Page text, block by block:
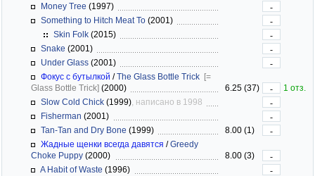
Money Tree (1997)
-
Something to Hitch Meat To (2001)
-
Skin Folk (2015)
-
Snake (2001)
-
Under Glass (2001)
-
Фокус с бутылкой /The Glass Bottle Trick [=
Glass Bottle Trick] (2000) 6.25 (37) -
1 отз.
Slow Cold Chick (1999) , написано в 1998
-
Fisherman (2001)
-
Tan-Tan and Dry Bone (1999) 8.00 (1)
-
Жадные щенки всегда давятся /Greedy
Choke Puppy (2000) 8.00 (3)
-
A Habit of Waste (1996)
-